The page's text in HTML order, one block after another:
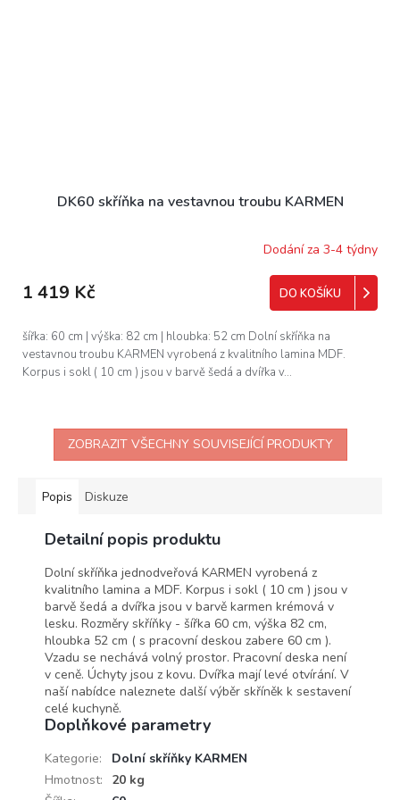
DK60 skříňka na vestavnou troubu KARMEN
Dodání za 3-4 týdny
1 419 Kč DO KOŠÍKU
šířka: 60 cm | výška: 82 cm | hloubka: 52 cm Dolní skříňka na
vestavnou troubu KARMEN vyrobená z kvalitního lamina MDF.
Korpus i sokl ( 10 cm ) jsou v barvě šedá a dvířka v...
ZOBRAZIT VŠECHNY SOUVISEJÍCÍ PRODUKTY
Popis Diskuze
Detailní popis produktu
Dolní skříňka jednodveřová KARMEN vyrobená z
kvalitního lamina a MDF. Korpus i sokl ( 10 cm ) jsou v
barvě šedá a dvířka jsou v barvě karmen krémová v
lesku. Rozměry skříňky - šířka 60 cm, výška 82 cm,
hloubka 52 cm ( s pracovní deskou zabere 60 cm ).
Vzadu se nechává volný prostor. Pracovní deska není
v ceně. Úchyty jsou z kovu. Dvířka mají levé otvírání. V
naší nabídce naleznete další výběr skříněk k sestavení
celé kuchyně.
Doplňkové parametry
Kategorie:
Dolní skříňky KARMEN
Hmotnost:
20 kg